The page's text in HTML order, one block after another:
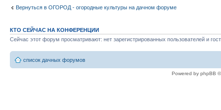
Вернуться в ОГОРОД - огородные культуры на дачном форуме
КТО СЕЙЧАС НА КОНФЕРЕНЦИИ
Сейчас этот форум просматривают: нет зарегистрированных пользователей и
список дачных форумов
Powered by phpBB